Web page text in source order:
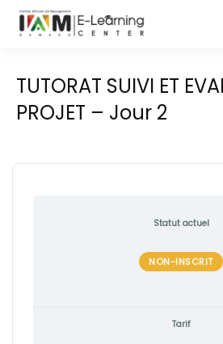
TUTORAT SUIVI ET
PROJET – Jour 2
Statut actuel
NON-INSCRIT
Tarif